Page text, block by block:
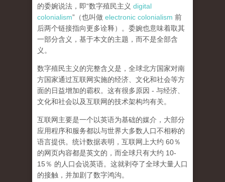
的委婉说法，即“数字殖民主义 digital
colonialism”（也叫做 electronic colonialism 前
后两个链接指向更多诠释）。委婉也意味着取其
一部分含义，基于本文的主题，而不是全部含
义。
数字殖民主义的完整含义是，全球北方国家对南
方国家通过互联网实施的经济、文化和社会等方
面的日益增加的霸权。这有很多原因 - 与经济、
文化和社会以及互联网的技术架构均有关。
互联网主要是一个以英语为基础的媒介，大部分
应用程序和服务都以与世界大多数人口不相称的
语言提供。统计数据表明，互联网上大约 60％
的网页内容都是英文的，而全球只有大约 10-
15％ 的人口会说英语。这就剥夺了全球大量人口
的接触，并加剧了数字鸿沟。